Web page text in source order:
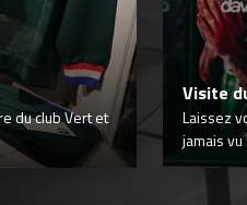
du club Vert et
Visite
Laissez
jamais vu